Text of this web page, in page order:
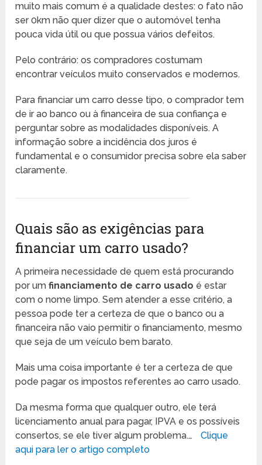
muito mais comum é a qualidade destes: o fato não
ser 0km não quer dizer que o automóvel tenha
pouca vida útil ou que possua vários defeitos.
Pelo contrário: os compradores costumam
encontrar veículos muito conservados e modernos.
Para financiar um carro desse tipo, o comprador tem
de ir ao banco ou à financeira de sua confiança e
perguntar sobre as modalidades disponíveis. A
informação sobre a incidência dos juros é
fundamental e o consumidor precisa sobre ela saber
claramente.
Quais são as exigências para
financiar um carro usado?
A primeira necessidade de quem está procurando
por umfinanciamento de carro usado é estar
com o nome limpo. Sem atender a esse critério, a
pessoa pode ter a certeza de que o banco ou a
financeira não vaio permitir o financiamento, mesmo
que seja de um veículo bem barato.
Mais uma coisa importante é ter a certeza de que
pode pagar os impostos referentes ao carro usado.
Da mesma forma que qualquer outro, ele terá
licenciamento anual para pagar, IPVA e os possíveis
consertos, se ele tiver algum problema.…
Clique
aqui para ler o artigo completo